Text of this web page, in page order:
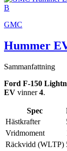
B
GMC
Hummer
Sammanfattning
Ford F-150
EV vinner4.
Spec
Hästkrafter
Vridmoment
Räckvidd (WLTP)